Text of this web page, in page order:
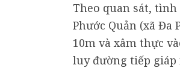
Theo quan sát,
Phước Quản (xã Đa
10m và xâm thực
luy đường tiếp giáp